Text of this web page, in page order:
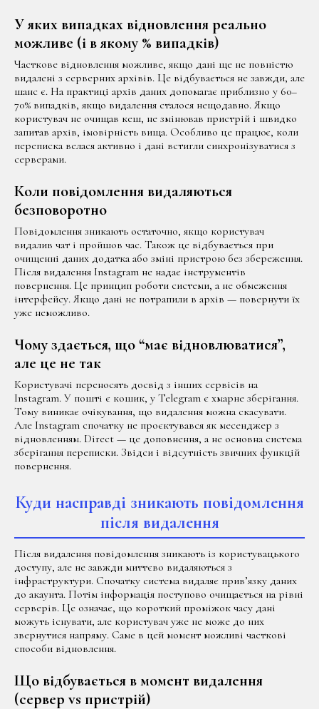
У яких випадках відновлення реально
можливе (і в якому % випадків)
Часткове відновлення можливе, якщо дані ще не повністю
видалені з серверних архівів. Це відбувається не завжди, але
шанс є. На практиці архів даних допомагає приблизно у 60–
70% випадків, якщо видалення сталося нещодавно. Якщо
користувач не очищав кеш, не змінював пристрій і швидко
запитав архів, імовірність вища. Особливо це працює, коли
переписка велася активно і дані встигли синхронізуватися з
серверами.
Коли повідомлення видаляються
безповоротно
Повідомлення зникають остаточно, якщо користувач
видалив чат і пройшов час. Також це відбувається при
очищенні даних додатка або зміні пристрою без збереження.
Після видалення Instagram не надає інструментів
повернення. Це принцип роботи системи, а не обмеження
інтерфейсу. Якщо дані не потрапили в архів — повернути їх
уже неможливо.
Чому здається, що “має відновлюватися”,
але це не так
Користувачі переносять досвід з інших сервісів на
Instagram. У пошті є кошик, у Telegram є хмарне зберігання.
Тому виникає очікування, що видалення можна скасувати.
Але Instagram спочатку не проєктувався як месенджер з
відновленням. Direct — це доповнення, а не основна система
зберігання переписки. Звідси і відсутність звичних функцій
повернення.
Куди насправді зникають повідомлення
після видалення
Після видалення повідомлення зникають із користувацького
доступу, але не завжди миттєво видаляються з
інфраструктури. Спочатку система видаляє прив’язку даних
до акаунта. Потім інформація поступово очищається на рівні
серверів. Це означає, що короткий проміжок часу дані
можуть існувати, але користувач уже не може до них
звернутися напряму. Саме в цей момент можливі часткові
способи відновлення.
Що відбувається в момент видалення
(сервер vs пристрій)